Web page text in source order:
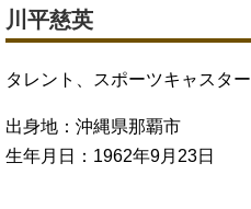
川平慈英
タレント、スポーツキャスター
出身地：沖縄県那覇市
生年月日：1962年9月23日